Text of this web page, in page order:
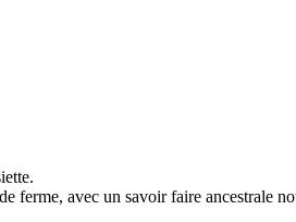
ferme, avec un savoir faire ancestrale